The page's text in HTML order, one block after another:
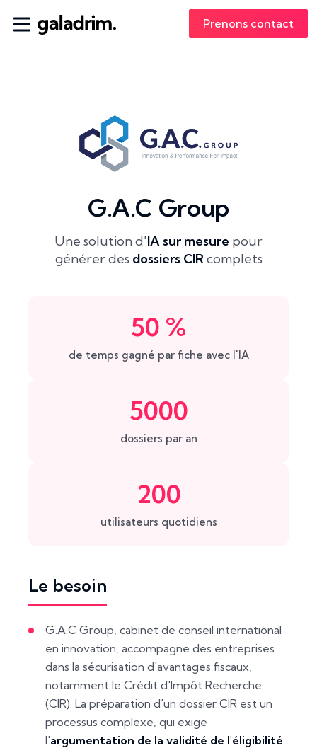
Prenons contact
G.A.C Group
Une solution d'IA sur mesure pour
générer des dossiers CIRcomplets
50 %
de temps gagné par fiche avec l'IA
5000
dossiers par an
200
utilisateurs quotidiens
Le besoin
G.A.C Group, cabinet de conseil international
en innovation, accompagne des entreprises
dans la sécurisation d'avantages fiscaux,
notamment le Crédit d'Impôt Recherche
(CIR). La préparation d'un dossier CIR est un
processus complexe, qui exige
l'argumentation de la validité de l'éligibilité